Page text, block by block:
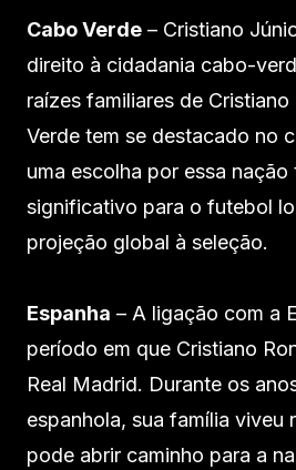
Cabo Verde – Cristiano
direito à cidadania cabo-
raízes familiares de
Verde tem se destacado no
uma escolha por essa
significativo para o futebol
projeção global à seleção.
Espanha – A ligação com a
período em que Cristiano
Real Madrid. Durante os
espanhola, sua família viveu
pode abrir caminho para a